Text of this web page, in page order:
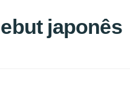
japonês